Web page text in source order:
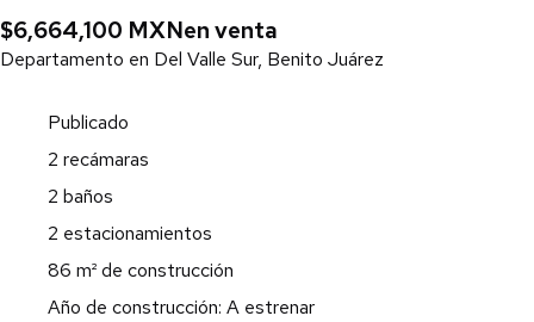
$6,664,100 MXNen venta
Departamento en Del Valle Sur, Benito Juárez
Publicado
2 recámaras
2 baños
2 estacionamientos
86 m² de construcción
Año de construcción: A estrenar